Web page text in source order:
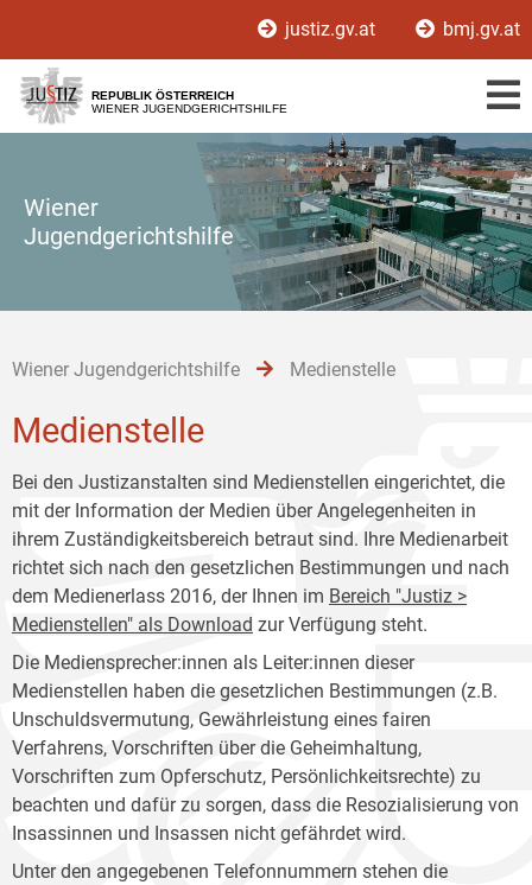
[1]
[2]
[3]
justiz.gv.at bmj.gv.at
REPUBLIK ÖSTERREICH
WIENER JUGENDGERICHTSHILFE
Wiener
Jugendgerichtshilfe
Wiener Jugendgerichtshilfe Medienstelle
Medienstelle
Bei den Justizanstalten sind Medienstellen eingerichtet, die
mit der Information der Medien über Angelegenheiten in
ihrem Zuständigkeitsbereich betraut sind. Ihre Medienarbeit
richtet sich nach den gesetzlichen Bestimmungen und nach
dem Medienerlass 2016, der Ihnen im Bereich "Justiz >
Medienstellen" als Download zur Verfügung steht.
Die Mediensprecher:innen als Leiter:innen dieser
Medienstellen haben die gesetzlichen Bestimmungen (z.B.
Unschuldsvermutung, Gewährleistung eines fairen
Verfahrens, Vorschriften über die Geheimhaltung,
Vorschriften zum Opferschutz, Persönlichkeitsrechte) zu
beachten und dafür zu sorgen, dass die Resozialisierung von
Insassinnen und Insassen nicht gefährdet wird.
Unter den angegebenen Telefonnummern stehen die